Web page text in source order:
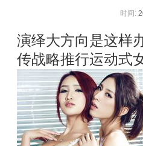
时间:
演绎大方向是这样
传战略推行运动式